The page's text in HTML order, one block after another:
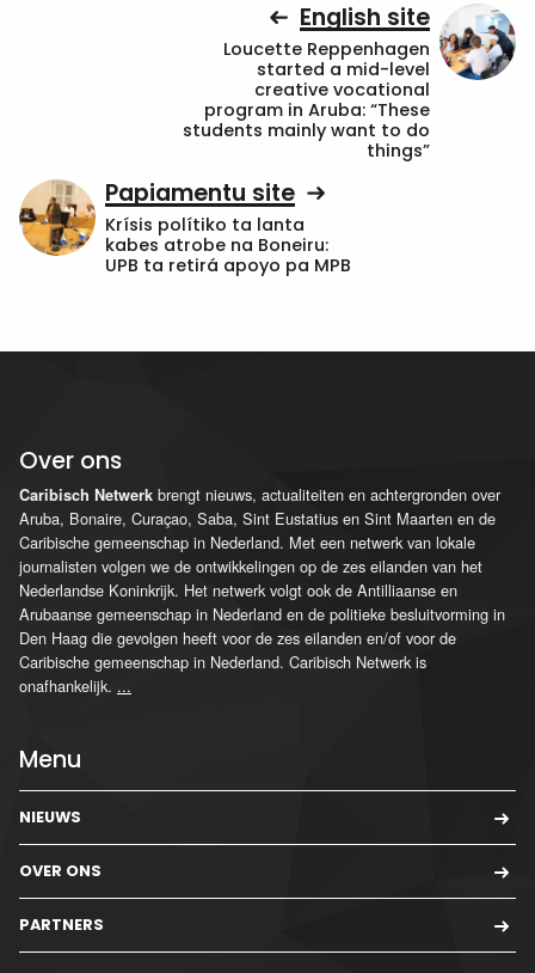
English site
Loucette Reppenhagen
started a mid-level
creative vocational
program in Aruba: “These
students mainly want to do
things”
Papiamentu site
Krísis polítiko ta lanta
kabes atrobe na Boneiru:
UPB ta retirá apoyo pa MPB
Over ons
Caribisch Netwerk brengt nieuws, actualiteiten en achtergronden over
Aruba, Bonaire, Curaçao, Saba, Sint Eustatius en Sint Maarten en de
Caribische gemeenschap in Nederland. Met een netwerk van lokale
journalisten volgen we de ontwikkelingen op de zes eilanden van het
Nederlandse Koninkrijk. Het netwerk volgt ook de Antilliaanse en
Arubaanse gemeenschap in Nederland en de politieke besluitvorming in
Den Haag die gevolgen heeft voor de zes eilanden en/of voor de
Caribische gemeenschap in Nederland. Caribisch Netwerk is
onafhankelijk. ...
Menu
NIEUWS
OVER ONS
PARTNERS